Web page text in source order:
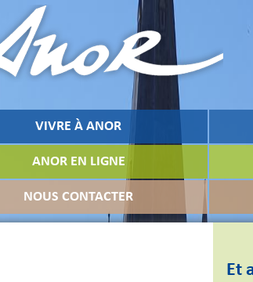
VIVRE À ANOR
ANOR EN LIGNE
NOUS CONTACTER
Et